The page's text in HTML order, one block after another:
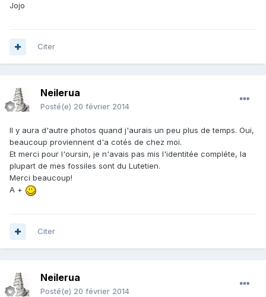
Jojo
Citer
Neilerua
Posté(e) 20 février 2014
Il y aura d'autre photos quand j'aurais un peu plus de temps. Oui,
beaucoup proviennent d'a cotés de chez moi.
Et merci pour l'oursin, je n'avais pas mis l'identitée compléte, la
plupart de mes fossiles sont du Lutetien.
Merci beaucoup!
A +
Citer
Neilerua
Posté(e) 20 février 2014